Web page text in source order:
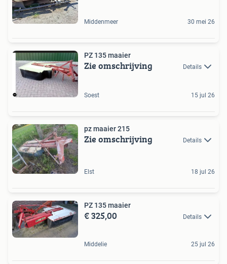
Middenmeer 30 mei 26
PZ 135 maaier
Zie omschrijving Details
Soest 15 jul 26
pz maaier 215
Zie omschrijving Details
Elst 18 jul 26
PZ 135 maaier
€ 325,00 Details
Middelie 25 jul 26